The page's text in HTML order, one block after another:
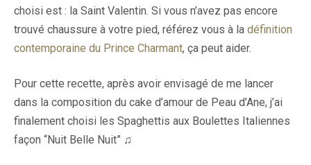
choisi est : la Saint Valentin. Si vous n’avez pas encore
trouvé chaussure à votre pied, référez vous à la définition
contemporaine du Prince Charmant, ça peut aider.
Pour cette recette, après avoir envisagé de me lancer
dans la composition du cake d’amour de Peau d’Ane, j’ai
finalement choisi les Spaghettis aux Boulettes Italiennes
façon “Nuit Belle Nuit” ♫